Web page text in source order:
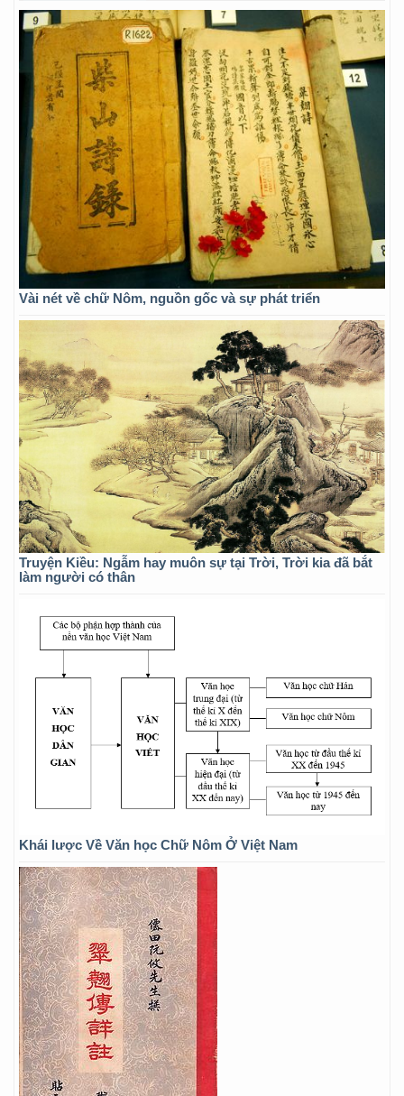
Vài nét về chữ Nôm, nguồn gốc và sự phát triển
Truyện Kiều: Ngẫm hay muôn sự tại Trời, Trời kia đã bắt
làm người có thân
Khái lược Về Văn học Chữ Nôm Ở Việt Nam